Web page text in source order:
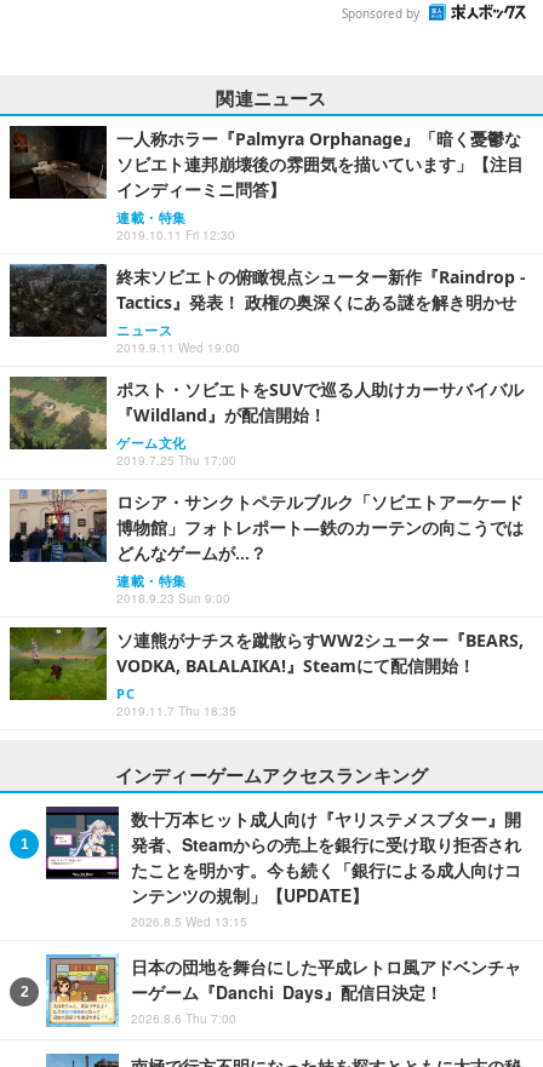
Sponsored by
関連ニュース
一人称ホラー『Palmyra Orphanage』「暗く憂鬱な
ソビエト連邦崩壊後の雰囲気を描いています」【注目
インディーミニ問答】
連載・特集
2019.10.11 Fri 12:30
終末ソビエトの俯瞰視点シューター新作『Raindrop -
Tactics』発表！ 政権の奥深くにある謎を解き明かせ
ニュース
2019.9.11 Wed 19:00
ポスト・ソビエトをSUVで巡る人助けカーサバイバル
『Wildland』が配信開始！
ゲーム文化
2019.7.25 Thu 17:00
ロシア・サンクトペテルブルク「ソビエトアーケード
博物館」フォトレポート―鉄のカーテンの向こうでは
どんなゲームが…？
連載・特集
2018.9.23 Sun 9:00
ソ連熊がナチスを蹴散らすWW2シューター『BEARS,
VODKA, BALALAIKA!』Steamにて配信開始！
PC
2019.11.7 Thu 18:35
インディーゲームアクセスランキング
数十万本ヒット成人向け『ヤリステメスブター』開
発者、Steamからの売上を銀行に受け取り拒否され
たことを明かす。今も続く「銀行による成人向けコ
ンテンツの規制」【UPDATE】
2026.8.5 Wed 13:15
日本の団地を舞台にした平成レトロ風アドベンチャ
ーゲーム『Danchi Days』配信日決定！
2026.8.6 Thu 7:00